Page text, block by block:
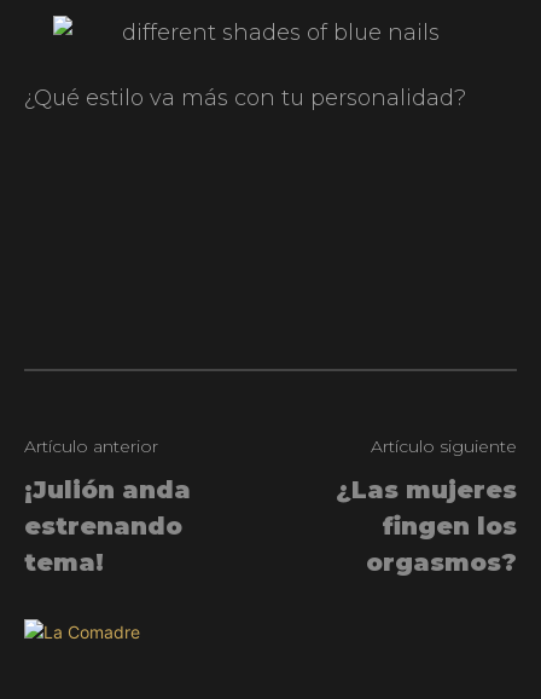
¿Qué estilo va más con tu personalidad?
Artículo anterior
¡Julión anda
estrenando
tema!
Artículo siguiente
¿Las mujeres
fingen los
orgasmos?